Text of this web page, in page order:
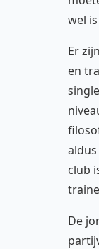
wel
Er
en
club
De